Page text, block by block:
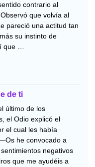
contrario al
que volvía al
pareció una actitud tan
su instinto de
que …
de ti
último de los
el Odio explicó el
el cual les había
he convocado a
negativos
que me ayudéis a